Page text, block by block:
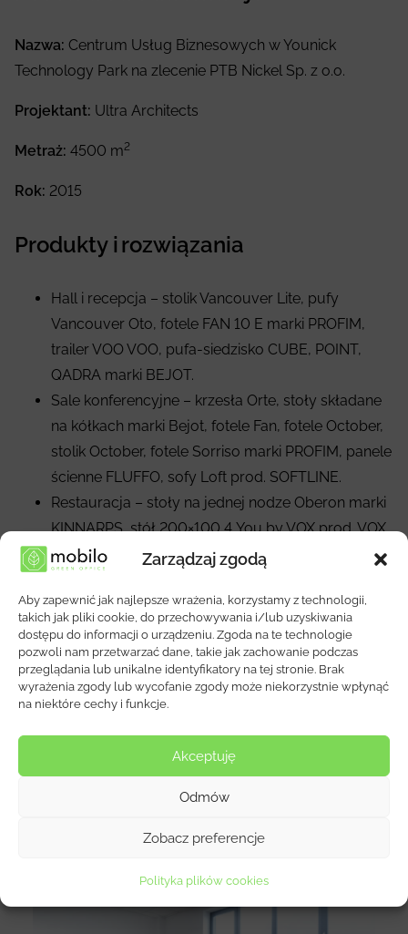
Zarządzaj zgodą
Aby zapewnić jak najlepsze wrażenia, korzystamy z technologii,
takich jak pliki cookie, do przechowywania i/lub uzyskiwania
dostępu do informacji o urządzeniu. Zgoda na te technologie
pozwoli nam przetwarzać dane, takie jak zachowanie podczas
przeglądania lub unikalne identyfikatory na tej stronie. Brak
wyrażenia zgody lub wycofanie zgody może niekorzystnie wpłynąć
na niektóre cechy i funkcje.
Akceptuję
Odmów
Zobacz preferencje
Polityka plików cookies
Nazwa: Centrum Usług Biznesowych w Younick
Technology Park na zlecenie PTB Nickel Sp. z o.o.
Projektant: Ultra Architects
Metraż: 4500 m2
Rok: 2015
Produkty i rozwiązania
Hall i recepcja – stolik Vancouver Lite, pufy
Vancouver Oto, fotele FAN 10 E marki PROFIM,
trailer VOO VOO, pufa-siedzisko CUBE, POINT,
QADRA marki BEJOT.
Sale konferencyjne – krzesła Orte, stoły składane
na kółkach marki Bejot, fotele Fan, fotele October,
stolik October, fotele Sorriso marki PROFIM, panele
ścienne FLUFFO, sofy Loft prod. SOFTLINE.
Restauracja – stoły na jednej nodze Oberon marki
KINNARPS, stół 200×100 4 You by VOX prod. VOX,
stolki barowe DALFRED IKEA, krzesła Snow 300
półkowy marki Bartscher, Karmnicki wykonane na
zamówienie wg indywidualnego projektu.
Aneksy kuchenne – wykonane na zamówienie wg
indywidualnego projektu.
Okładzina ścienna – wykonana na zamówienie wg
indywidualnego projektu ze sklejki brzozowej.
Wybrane Realizacje